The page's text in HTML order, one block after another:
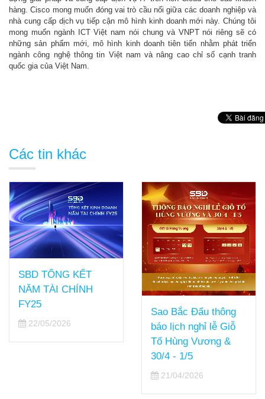
hàng. Cisco mong muốn đóng vai trò cầu nối giữa các doanh nghiệp và
nhà cung cấp dịch vụ tiếp cận mô hình kinh doanh mới này. Chúng tôi
mong muốn ngành ICT Việt nam nói chung và VNPT nói riêng sẽ có
những sản phẩm mới, mô hình kinh doanh tiên tiến nhằm phát triển
ngành công nghệ thông tin Việt nam và nâng cao chỉ số cạnh tranh
quốc gia của Việt Nam.
Các tin khác
SBD TỔNG KẾT
NĂM TÀI CHÍNH
FY25
22/05/2026
Sao Bắc Đẩu thông
báo lịch nghỉ lễ Giỗ
Tổ Hùng Vương &
30/4 - 1/5
21/04/2026